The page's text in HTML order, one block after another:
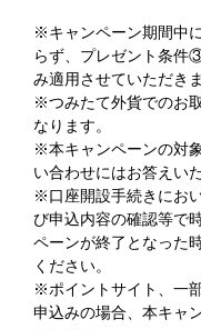
※キャンペーン期間中
らず、プレゼント条
み適用させていただきま
※つみたて外貨でのお
なります。
※本キャンペーンの対
い合わせにはお答えい
※口座開設手続きにお
び申込内容の確認等で
ペーンが終了となった
ください。
※ポイントサイト、一
申込みの場合、本キャ